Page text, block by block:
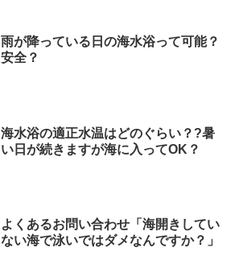
雨が降っている日の海水浴って可能？
安全？
海水浴の適正水温はどのぐらい？?暑
い日が続きますが海に入ってOK？
よくあるお問い合わせ「海開きしてい
ない海で泳いではダメなんですか？」